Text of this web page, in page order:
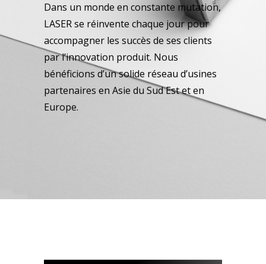
Dans un monde en constante mutation,
LASER se réinvente chaque jour pour
accompagner les succès de ses clients
par l’innovation produit. Nous
bénéficions d’un solide réseau d’usines
partenaires en Asie du Sud Est et en
Europe.